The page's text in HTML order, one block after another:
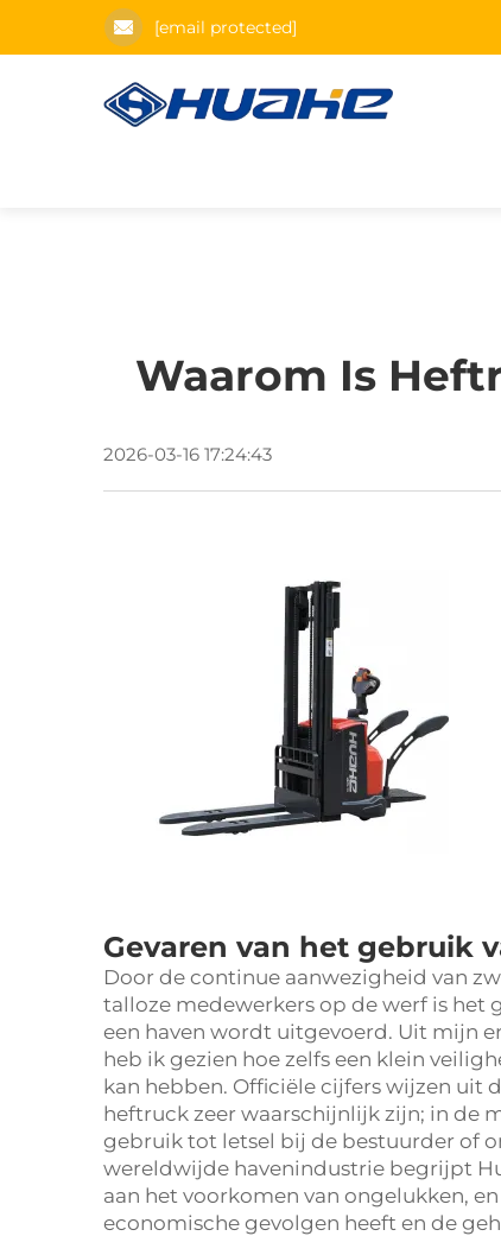
[email protected]
Waarom Is
2026-03-16 17:24:43
Gevaren van het gebruik
Door de continue aanwezigheid van
talloze medewerkers op de werf is het
een haven wordt uitgevoerd. Uit mijn
heb ik gezien hoe zelfs een klein
kan hebben. Officiële cijfers wijzen uit
heftruck zeer waarschijnlijk zijn; in de
gebruik tot letsel bij de bestuurder of
wereldwijde havenindustrie begrijpt
aan het voorkomen van ongelukken,
economische gevolgen heeft en de